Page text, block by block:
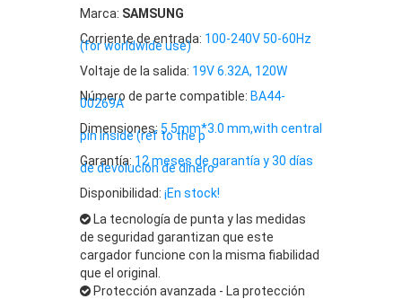
Marca: SAMSUNG
Corriente de entrada: 100-240V 50-60Hz
(for worldwide use)
Voltaje de la salida: 19V 6.32A, 120W
Número de parte compatible: BA44-
00269A
Dimensiones:5.5mm*3.0 mm,with central
pin inside (ref to the p
Garantía: 12 meses de garantía y 30 días
de devolución de dinero
Disponibilidad: ¡En stock!
La tecnología de punta y las medidas
de seguridad garantizan que este
cargador funcione con la misma fiabilidad
que el original.
Protección avanzada - La protección